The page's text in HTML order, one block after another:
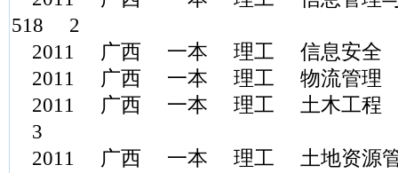
518 2
2011 广西 一本 理工 信息安
2011 广西 一本 理工 物流管
2011 广西 一本 理工 土木工程
3
2011 广西 一本 理工 土地资源